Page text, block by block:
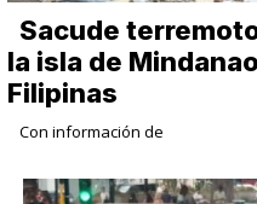
Sacude
la isla de
Filipinas
Con información de